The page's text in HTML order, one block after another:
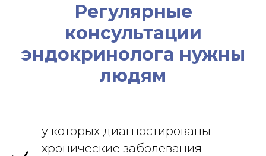
Регулярные
консультации
эндокринолога нужны
людям
у которых диагностированы
хронические заболевания